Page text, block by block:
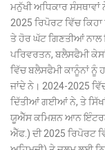
ਮਨੁੱਖੀ ਅਧਿਕਾਰ
2025 ਰਿਪੋਰਟ ਵਿੱਚ
ਤੇ ਹੋਰ ਘੱਟ ਗਿਣਤੀਆਂ ਨਾਲ
ਪਰਿਵਰਤਨ, ਬਲੈਸਫੈਮੀ
ਵਿੱਚ ਬਲੈਸਫੈਮੀ ਕਾਨੂੰਨਾਂ ਨੂੰ
ਜਾਂਦੇ ਨੇ। 2024-2025
ਦਿੱਤੀਆਂ ਗਈਆਂ ਨੇ, ਤੇ
ਯੂਐੱਸ ਕਮਿਸ਼ਨ ਆਨ
ਐੱਫ.) ਦੀ 2025 ਰਿਪੋਰਟ